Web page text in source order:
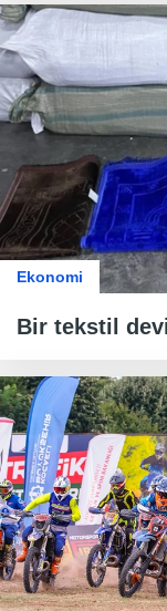
Ekonomi
Bir tekstil